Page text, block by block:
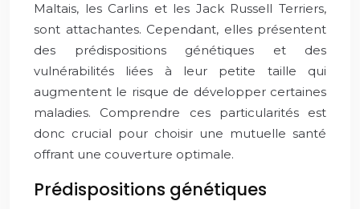
Maltais, les Carlins et les Jack Russell Terriers,
sont attachantes. Cependant, elles présentent
des prédispositions génétiques et des
vulnérabilités liées à leur petite taille qui
augmentent le risque de développer certaines
maladies. Comprendre ces particularités est
donc crucial pour choisir une mutuelle santé
offrant une couverture optimale.
Prédispositions génétiques